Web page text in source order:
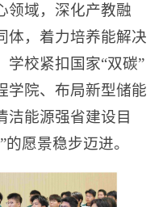
领域，深化产教融
体，着力培养能解决
学校紧扣国家“双碳”
学院、布局新型储能
洁能源强省建设目
愿景稳步迈进。